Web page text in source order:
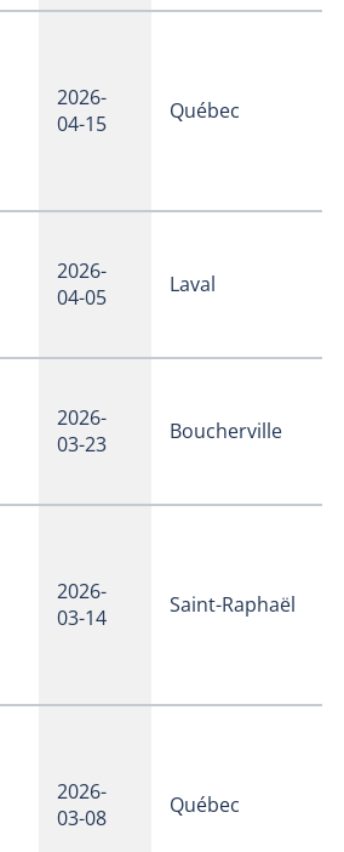
2026-
04-15
Québec
2026-
04-05
Laval
2026-
03-23
Boucherville
2026-
03-14
Saint-Raphaël
2026-
03-08
Québec